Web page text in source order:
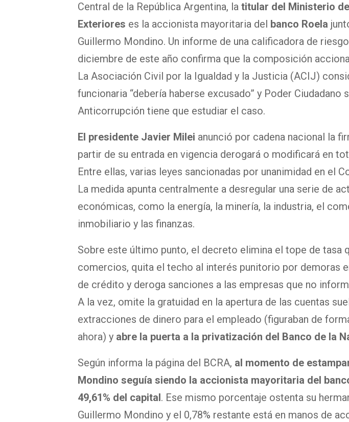
Central de la República Argentina, la titular del Ministerio
Exteriores es la accionista mayoritaria del banco Roela
Guillermo Mondino. Un informe de una calificadora de
diciembre de este año confirma que la composición
La Asociación Civil por la Igualdad y la Justicia (ACIJ)
funcionaria “debería haberse excusado” y Poder Ciudadano
Anticorrupción tiene que estudiar el caso.
El presidente Javier Milei anunció por cadena nacional la
partir de su entrada en vigencia derogará o modificará en
Entre ellas, varias leyes sancionadas por unanimidad en el
La medida apunta centralmente a desregular una serie de
económicas, como la energía, la minería, la industria, el
inmobiliario y las finanzas.
Sobre este último punto, el decreto elimina el tope de tasa
comercios, quita el techo al interés punitorio por demoras
de crédito y deroga sanciones a las empresas que no
A la vez, omite la gratuidad en la apertura de las cuentas
extracciones de dinero para el empleado (figuraban de
ahora) y abre la puerta a la privatización del Banco de la
Según informa la página del BCRA, al momento de
Mondino seguía siendo la accionista mayoritaria del
49,61% del capital. Ese mismo porcentaje ostenta su
Guillermo Mondino y el 0,78% restante está en manos de